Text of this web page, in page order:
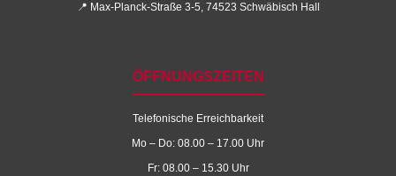
📍 Max-Planck-Straße 3-5, 74523 Schwäbisch Hall
ÖFFNUNGSZEITEN
Telefonische Erreichbarkeit
Mo – Do: 08.00 – 17.00 Uhr
Fr: 08.00 – 15.30 Uhr